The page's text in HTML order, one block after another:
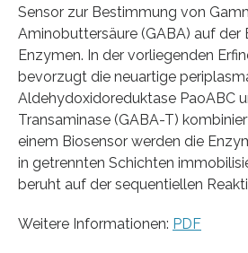
Sensor zur Bestimmung von
Aminobuttersäure (GABA) auf der
Enzymen. In der vorliegenden
bevorzugt die neuartige
Aldehydoxidoreduktase PaoABC
Transaminase (GABA-T)
einem Biosensor werden die
in getrennten Schichten
beruht auf der sequentiellen
Weitere Informationen: PDF